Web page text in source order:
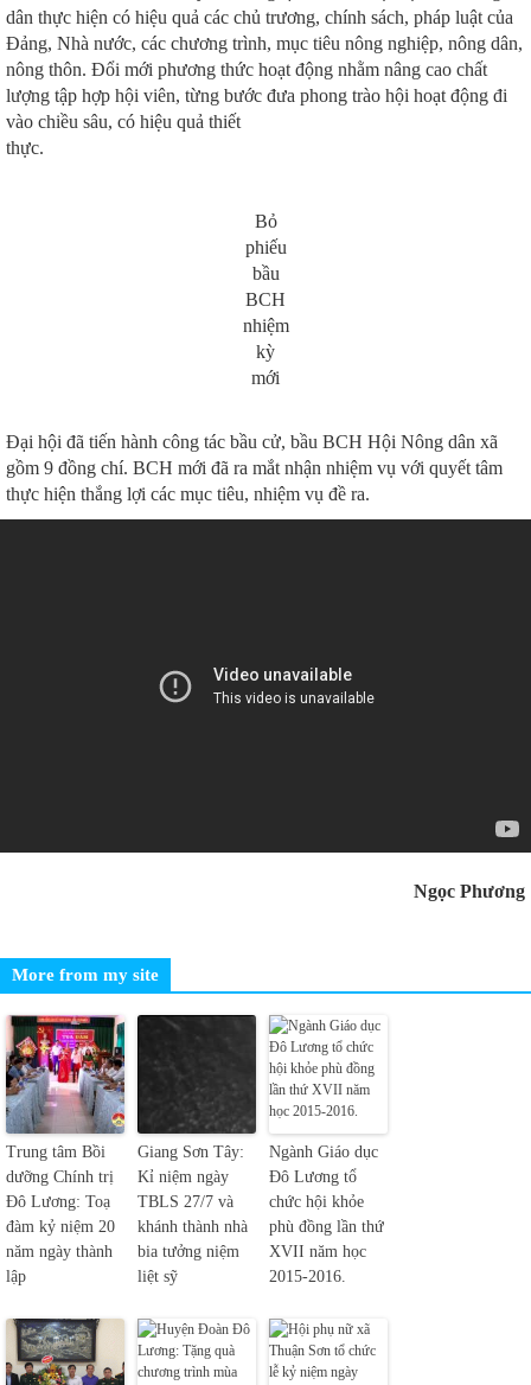
dân thực hiện có hiệu quả các chủ trương, chính sách, pháp luật của
Đảng, Nhà nước, các chương trình, mục tiêu nông nghiệp, nông dân,
nông thôn. Đổi mới phương thức hoạt động nhằm nâng cao chất
lượng tập hợp hội viên, từng bước đưa phong trào hội hoạt động đi
vào chiều sâu, có hiệu quả thiết
thực.
Bỏ
phiếu
bầu
BCH
nhiệm
kỳ
mới
Đại hội đã tiến hành công tác bầu cử, bầu BCH Hội Nông dân xã
gồm 9 đồng chí. BCH mới đã ra mắt nhận nhiệm vụ với quyết tâm
thực hiện thắng lợi các mục tiêu, nhiệm vụ đề ra.
Ngọc Phương
More from my site
Trung tâm Bồi
dưỡng Chính trị
Đô Lương: Toạ
đàm kỷ niệm 20
năm ngày thành
lập
Giang Sơn Tây:
Kỉ niệm ngày
TBLS 27/7 và
khánh thành nhà
bia tưởng niệm
liệt sỹ
Ngành Giáo dục
Đô Lương tổ
chức hội khỏe
phù đồng lần thứ
XVII năm học
2015-2016.